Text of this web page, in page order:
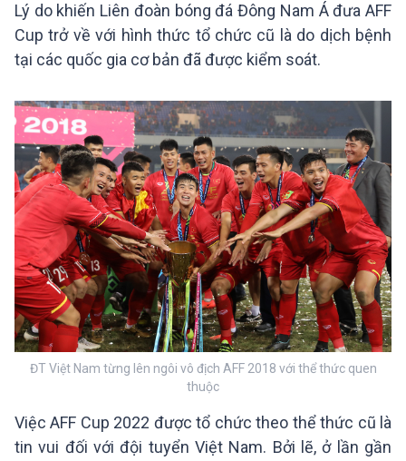
Lý do khiến Liên đoàn bóng đá Đông Nam Á đưa AFF
Cup trở về với hình thức tổ chức cũ là do dịch bệnh
tại các quốc gia cơ bản đã được kiểm soát.
ĐT Việt Nam từng lên ngôi vô địch AFF 2018 với thể thức quen
thuộc
Việc AFF Cup 2022 được tổ chức theo thể thức cũ là
tin vui đối với đội tuyển Việt Nam. Bởi lẽ, ở lần gần